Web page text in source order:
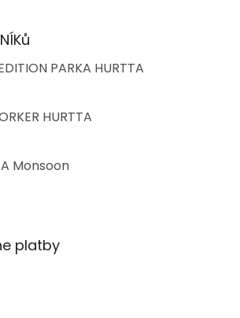
PARKA HURTTA
HURTTA
Monsoon
platby